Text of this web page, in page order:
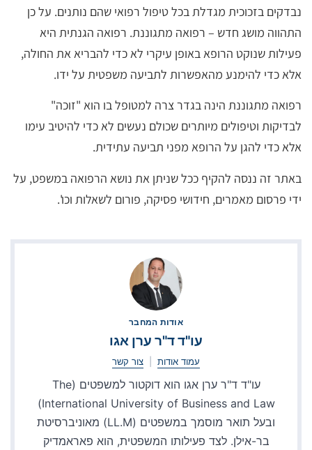
נבדקים בזכוכית מגדלת בכל טיפול רפואי שהם נותנים. על כן
התהווה מושג חדש – רפואה מתגוננת. רפואה הגנתית היא
פעילות שנוקט הרופא באופן עיקרי לא כדי להבריא את החולה,
אלא כדי להימנע מהאפשרות לתביעה משפטית על ידו.
רפואה מתגוננת הינה בגדר צרה למטופל בו הוא "זוכה"
לבדיקות וטיפולים מיותרים שכולם נעשים לא כדי להיטיב עימו
אלא כדי להגן על הרופא מפני תביעה עתידית.
באתר זה ננסה להקיף ככל שניתן את נושא הרפואה במשפט, על
ידי פרסום מאמרים, חידושי פסיקה, פורום לשאלות וכו'.
אודות המחבר
עו"ד ד"ר ערן אגו
עמוד אודות צור קשר
עו"ד ד"ר ערן אגו הוא דוקטור למשפטים (The
International University of Business and Law)
ובעל תואר מוסמך במשפטים (LL.M) מאוניברסיטת
בר-אילן. לצד פעילותו המשפטית, הוא פאראמדיק